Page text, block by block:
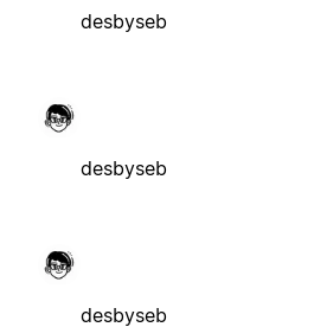
desbyseb
desbyseb
desbyseb